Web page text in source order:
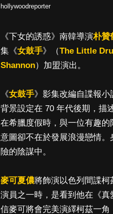
hollywoodreporter
《下女的誘惑》南韓導演朴贊
集《女鼓手》（The Little
Shannon）加盟演出。
《女鼓手》影集改編自諜報
背景設定在 70 年代後期，描
在希臘度假時，與一位有趣的
意圖卻不在於發展浪漫戀情
險的陰謀中。
麥可夏儂將飾演以色列間諜
演員之一時，是看到他在《
信麥可將會完美演繹柯茲一角